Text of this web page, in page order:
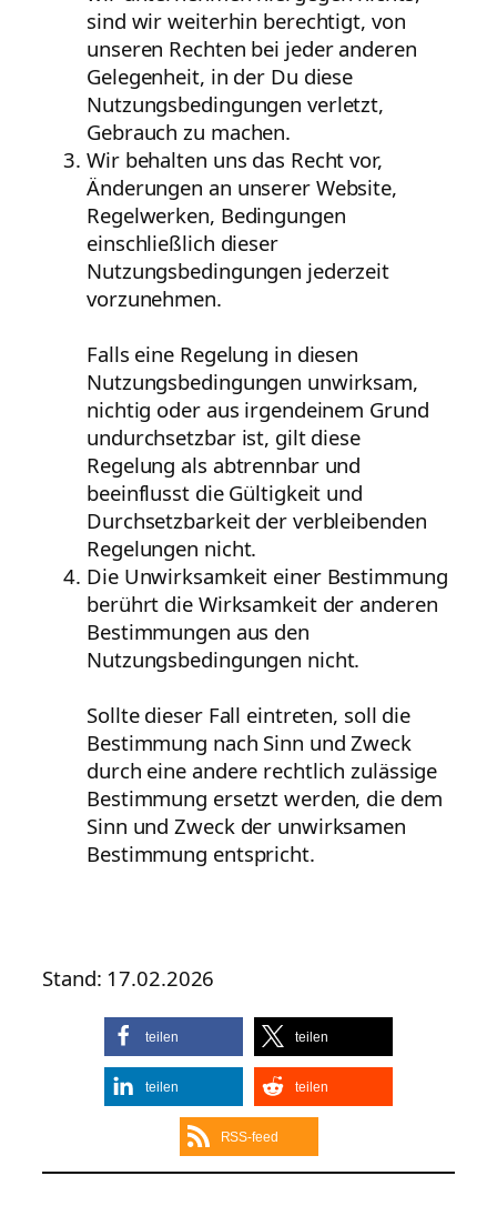
sind wir weiterhin berechtigt, von
unseren Rechten bei jeder anderen
Gelegenheit, in der Du diese
Nutzungsbedingungen verletzt,
Gebrauch zu machen.
Wir behalten uns das Recht vor,
Änderungen an unserer Website,
Regelwerken, Bedingungen
einschließlich dieser
Nutzungsbedingungen jederzeit
vorzunehmen.
Falls eine Regelung in diesen
Nutzungsbedingungen unwirksam,
nichtig oder aus irgendeinem Grund
undurchsetzbar ist, gilt diese
Regelung als abtrennbar und
beeinflusst die Gültigkeit und
Durchsetzbarkeit der verbleibenden
Regelungen nicht.
Die Unwirksamkeit einer Bestimmung
berührt die Wirksamkeit der anderen
Bestimmungen aus den
Nutzungsbedingungen nicht.
Sollte dieser Fall eintreten, soll die
Bestimmung nach Sinn und Zweck
durch eine andere rechtlich zulässige
Bestimmung ersetzt werden, die dem
Sinn und Zweck der unwirksamen
Bestimmung entspricht.
Stand: 17.02.2026
teilen teilen
teilen teilen
RSS-feed